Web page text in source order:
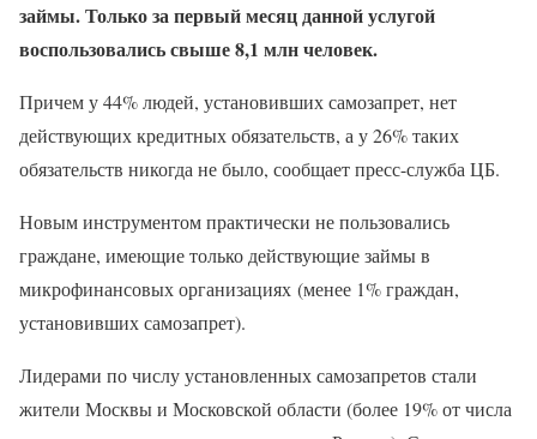
займы. Только за первый месяц данной услугой
воспользовались свыше 8,1 млн человек.
Причем у 44% людей, установивших самозапрет, нет
действующих кредитных обязательств, а у 26% таких
обязательств никогда не было, сообщает пресс-служба ЦБ.
Новым инструментом практически не пользовались
граждане, имеющие только действующие займы в
микрофинансовых организациях (менее 1% граждан,
установивших самозапрет).
Лидерами по числу установленных самозапретов стали
жители Москвы и Московской области (более 19% от числа